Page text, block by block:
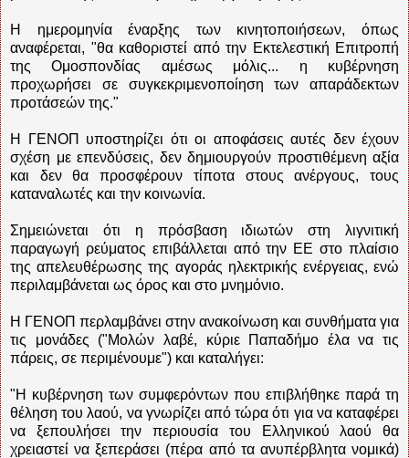
Η ημερομηνία έναρξης των κινητοποιήσεων, όπως
αναφέρεται, "θα καθοριστεί από την Εκτελεστική Επιτροπή
της Ομοσπονδίας αμέσως μόλις... η κυβέρνηση
προχωρήσει σε συγκεκριμενοποίηση των απαράδεκτων
προτάσεών της."
Η ΓΕΝΟΠ υποστηρίζει ότι οι αποφάσεις αυτές δεν έχουν
σχέση με επενδύσεις, δεν δημιουργούν προστιθέμενη αξία
και δεν θα προσφέρουν τίποτα στους ανέργους, τους
καταναλωτές και την κοινωνία.
Σημειώνεται ότι η πρόσβαση ιδιωτών στη λιγνιτική
παραγωγή ρεύματος επιβάλλεται από την ΕΕ στο πλαίσιο
της απελευθέρωσης της αγοράς ηλεκτρικής ενέργειας, ενώ
περιλαμβάνεται ως όρος και στο μνημόνιο.
Η ΓΕΝΟΠ περλαμβάνει στην ανακοίνωση και συνθήματα για
τις μονάδες ("Μολών λαβέ, κύριε Παπαδήμο έλα να τις
πάρεις, σε περιμένουμε") και καταλήγει:
"Η κυβέρνηση των συμφερόντων που επιβλήθηκε παρά τη
θέληση του λαού, να γνωρίζει από τώρα ότι για να καταφέρει
να ξεπουλήσει την περιουσία του Ελληνικού λαού θα
χρειαστεί να ξεπεράσει (πέρα από τα ανυπέρβλητα νομικά)